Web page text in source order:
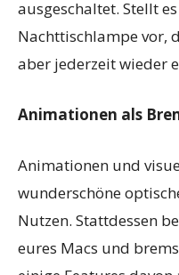
ausgeschaltet. Stellt
Nachttischlampe vor,
aber jederzeit wieder
Animationen als
Animationen und
wunderschöne
Nutzen. Stattdessen
eures Macs und